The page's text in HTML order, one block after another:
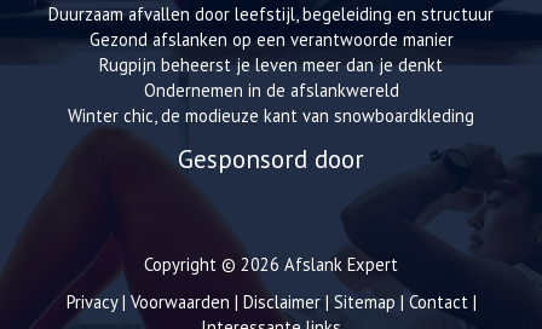
Duurzaam afvallen door leefstijl, begeleiding en structuur
Gezond afslanken op een verantwoorde manier
Rugpijn beheerst je leven meer dan je denkt
Ondernemen in de afslankwereld
Winter chic, de modieuze kant van snowboardkleding
Gesponsord door
Copyright © 2026 Afslank Expert
Privacy| Voorwaarden | Disclaimer| Sitemap | Contact |